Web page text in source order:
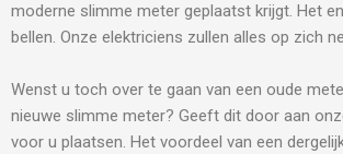
moderne slimme meter geplaatst krijgt. Het
bellen. Onze elektriciens zullen alles op zich
Wenst u toch over te gaan van een oude
nieuwe slimme meter? Geeft dit door aan
voor u plaatsen. Het voordeel van een